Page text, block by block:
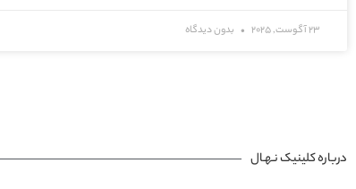
23 آگوست, 2025 بدون دیدگاه
درباره کلینیک نـهـال